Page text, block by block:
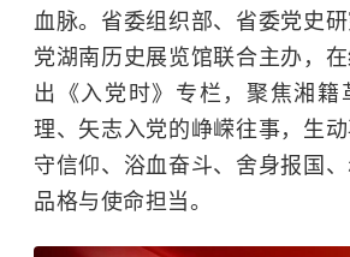
血脉。省委组织部、省委党史
党湖南历史展览馆联合主办，
出《入党时》专栏，聚焦湘籍
理、矢志入党的峥嵘往事，生
守信仰、浴血奋斗、舍身报国
品格与使命担当。